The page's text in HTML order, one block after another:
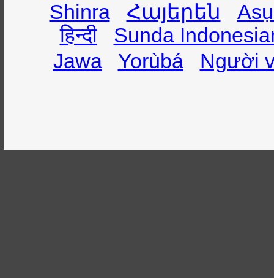
Shinra
Հայերեն
हिन्दी
Sunda
Jawa
Yorùbá Người